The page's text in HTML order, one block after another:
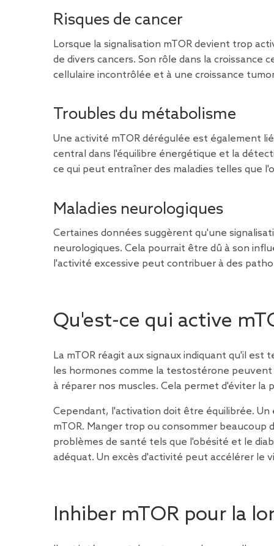
Risques de cancer
Lorsque la signalisation mTOR devient trop
de divers cancers. Son rôle dans la croissance
cellulaire incontrôlée et à une croissance
Troubles du métabolisme
Une activité mTOR dérégulée est également
central dans l'équilibre énergétique et la
ce qui peut entraîner des maladies telles que
Maladies neurologiques
Certaines données suggèrent qu'une
neurologiques. Cela pourrait être dû à son
l'activité excessive peut contribuer à des
Qu'est-ce qui active
La mTOR réagit aux signaux indiquant qu'il
les hormones comme la testostérone peuvent
à réparer nos muscles. Cela permet d'éviter
Cependant, l'activation doit être équilibrée.
mTOR. Manger trop ou consommer
problèmes de santé tels que l'obésité et le
adéquat. Un excès d'activité peut accélérer le
Inhiber mTOR pour la